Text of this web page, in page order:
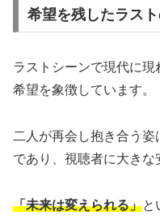
希望を残したラス
ラストシーンで現代に
希望を象徴しています。
二人が再会し抱き合う
であり、視聴者に大きな
「未来は変えられる」と